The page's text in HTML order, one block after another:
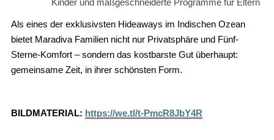
Kinder und maßgeschneiderte Programme für Eltern
Als eines der exklusivsten Hideaways im Indischen Ozean
bietet Maradiva Familien nicht nur Privatsphäre und Fünf-
Sterne-Komfort – sondern das kostbarste Gut überhaupt:
gemeinsame Zeit, in ihrer schönsten Form.
BILDMATERIAL: https://we.tl/t-PmcR8JbY4R